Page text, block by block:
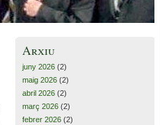
Arxiu
juny 2026 (2)
maig 2026 (2)
abril 2026 (2)
març 2026 (2)
febrer 2026 (2)